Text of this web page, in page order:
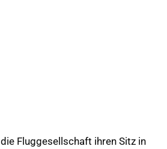
Fluggesellschaft ihren Sitz in